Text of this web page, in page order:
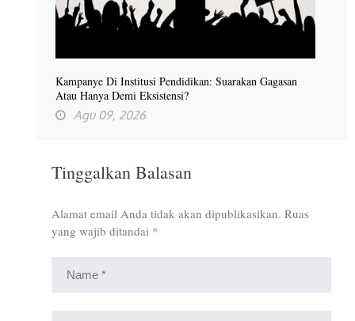
Kampanye Di Institusi Pendidikan: Suarakan Gagasan
Atau Hanya Demi Eksistensi?
Agu 09, 2026
Tinggalkan Balasan
Alamat email Anda tidak akan dipublikasikan. Ruas
yang wajib ditandai *